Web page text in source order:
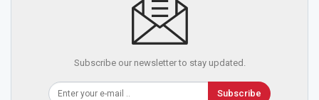
Subscribe our newsletter to stay updated.
Subscribe